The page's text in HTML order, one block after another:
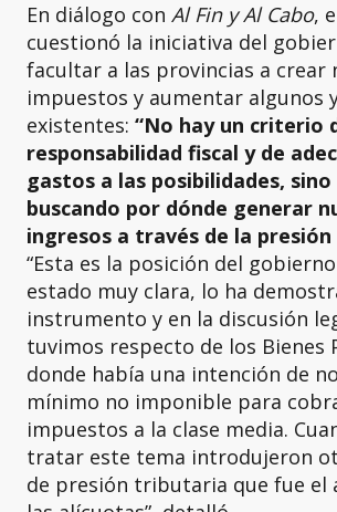
En diálogo con Al Fin y Al Cabo,
cuestionó la iniciativa del
facultar a las provincias a crear
impuestos y aumentar algunos
existentes: “No hay un criterio
responsabilidad fiscal y de
gastos a las posibilidades,
buscando por dónde generar
ingresos a través de la
“Esta es la posición del
estado muy clara, lo ha
instrumento y en la discusión
tuvimos respecto de los Bienes
donde había una intención de
mínimo no imponible para
impuestos a la clase media.
tratar este tema introdujeron
de presión tributaria que fue el